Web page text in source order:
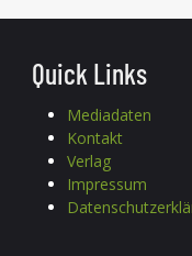
Quick Links
Mediadaten
Kontakt
Verlag
Impressum